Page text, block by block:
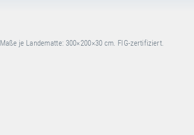
je Landematte: 300×200×30 cm. FIG-zertifiziert.